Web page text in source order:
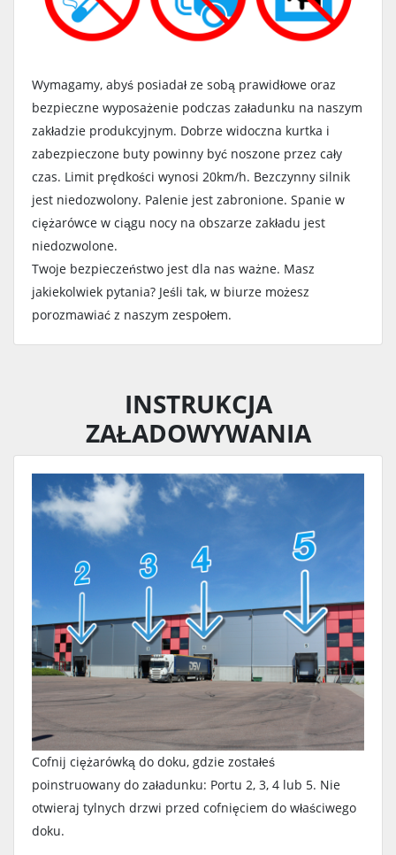
Wymagamy, abyś posiadał ze sobą prawidłowe oraz
bezpieczne wyposażenie podczas załadunku na naszym
zakładzie produkcyjnym. Dobrze widoczna kurtka i
zabezpieczone buty powinny być noszone przez cały
czas. Limit prędkości wynosi 20km/h. Bezczynny silnik
jest niedozwolony. Palenie jest zabronione. Spanie w
ciężarówce w ciągu nocy na obszarze zakładu jest
niedozwolone.
Twoje bezpieczeństwo jest dla nas ważne. Masz
jakiekolwiek pytania? Jeśli tak, w biurze możesz
porozmawiać z naszym zespołem.
INSTRUKCJA
ZAŁADOWYWANIA
Cofnij ciężarówką do doku, gdzie zostałeś
poinstruowany do załadunku: Portu 2, 3, 4 lub 5. Nie
otwieraj tylnych drzwi przed cofnięciem do właściwego
doku.